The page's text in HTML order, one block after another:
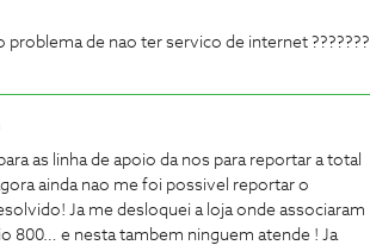
de nao ter servico de internet ???????
as linha de apoio da nos para reportar a total
ainda nao me foi possivel reportar o
Ja me desloquei a loja onde associaram
800… e nesta tambem ninguem atende ! Ja